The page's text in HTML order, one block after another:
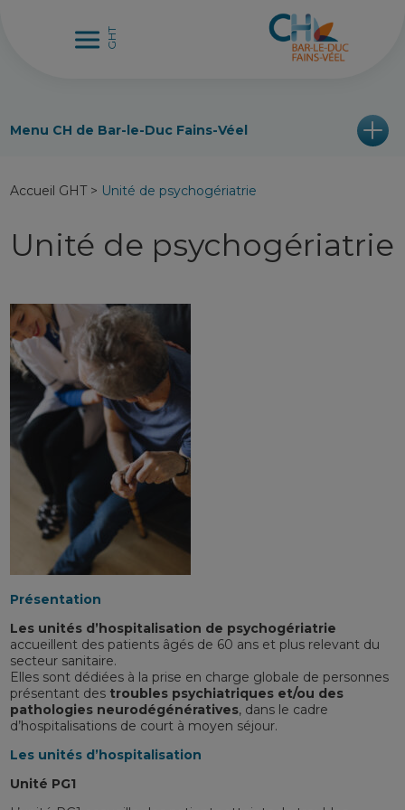
Menu CH de Bar-le-Duc Fains-Véel
Accueil GHT> Unité de psychogériatrie
Unité de psychogériatrie
Présentation
Les unités d’hospitalisation de psychogériatrie
accueillent des patients âgés de 60 ans et plus relevant du
secteur sanitaire.
Elles sont dédiées à la prise en charge globale de personnes
présentant des troubles psychiatriques et/ou des
pathologies neurodégénératives, dans le cadre
d’hospitalisations de court à moyen séjour.
Les unités d’hospitalisation
Unité PG1